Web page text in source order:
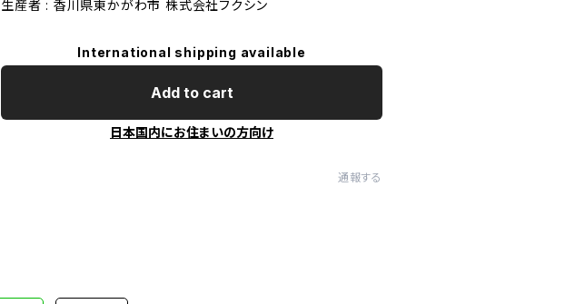
生産者 : 香川県東かがわ市 株式会社フクシン
International shipping available
Add to cart
日本国内にお住まいの方向け
通報する